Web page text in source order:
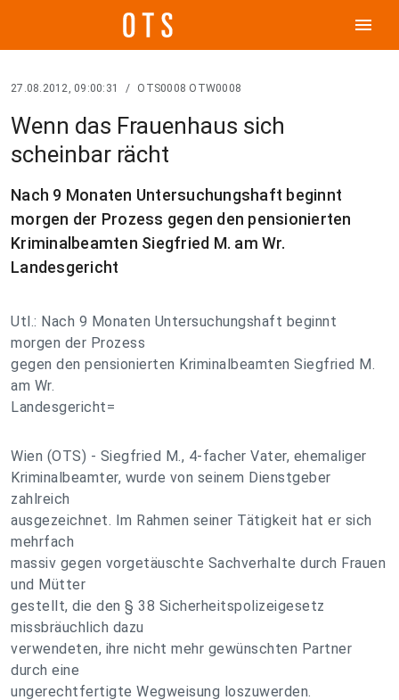
menu
27.08.2012, 09:00:31 / OTS0008 OTW0008
Wenn das Frauenhaus sich
scheinbar rächt
Nach 9 Monaten Untersuchungshaft beginnt
morgen der Prozess gegen den pensionierten
Kriminalbeamten Siegfried M. am Wr.
Landesgericht
Utl.: Nach 9 Monaten Untersuchungshaft beginnt
morgen der Prozess
gegen den pensionierten Kriminalbeamten Siegfried M.
am Wr.
Landesgericht=
Wien (OTS) - Siegfried M., 4-facher Vater, ehemaliger
Kriminalbeamter, wurde von seinem Dienstgeber
zahlreich
ausgezeichnet. Im Rahmen seiner Tätigkeit hat er sich
mehrfach
massiv gegen vorgetäuschte Sachverhalte durch Frauen
und Mütter
gestellt, die den § 38 Sicherheitspolizeigesetz
missbräuchlich dazu
verwendeten, ihre nicht mehr gewünschten Partner
durch eine
ungerechtfertigte Wegweisung loszuwerden.